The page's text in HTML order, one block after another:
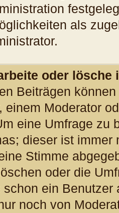
als
oder lösche
Beiträgen
einem Moderator
eine Umfrage zu
dieser ist immer
Stimme
oder die
schon ein
noch von